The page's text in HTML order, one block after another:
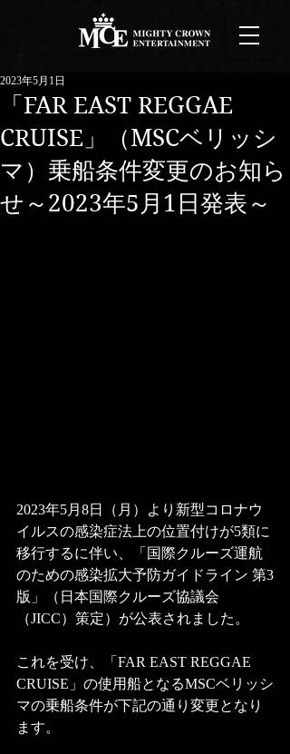
「FAR EAST REGGAE
CRUISE」（MSCベリッシ
マ）乗船条件変更のお知ら
せ～2023年5月1日発表～
2023年5月1日
2023年5月8日（月）より新型コロナウ
イルスの感染症法上の位置付けが5類に
移行するに伴い、「国際クルーズ運航
のための感染拡大予防ガイドライン 第3
版」（日本国際クルーズ協議会
（JICC）策定）が公表されました。
これを受け、「FAR EAST REGGAE
CRUISE」の使用船となるMSCベリッシ
マの乗船条件が下記の通り変更となり
ます。